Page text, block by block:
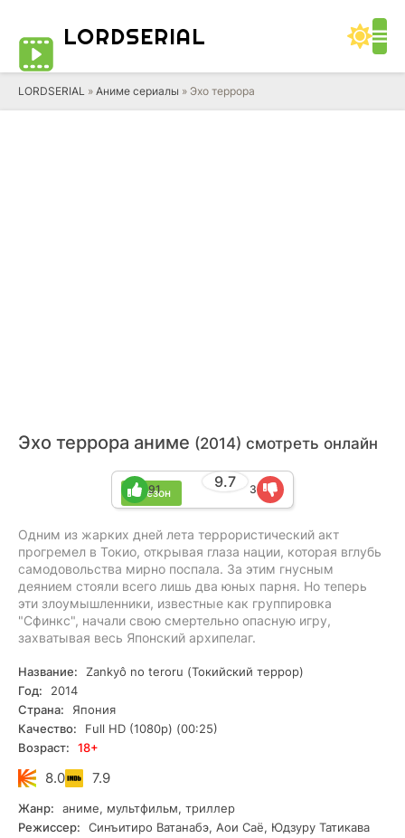
LORDSERIAL
LORDSERIAL » Аниме сериалы » Эхо террора
Эхо террора аниме (2014) смотреть онлайн
1 сезон
9.7
91 3
Одним из жарких дней лета террористический акт
прогремел в Токио, открывая глаза нации, которая вглубь
самодовольства мирно поспала. За этим гнусным
деянием стояли всего лишь два юных парня. Но теперь
эти злоумышленники, известные как группировка
"Сфинкс", начали свою смертельно опасную игру,
захватывая весь Японский архипелаг.
Название:
Zankyô no teroru (Токийский террор)
Год:
2014
Страна:
Япония
Качество:
Full HD (1080p) (00:25)
Возраст:
18+
8.0 7.9
Жанр:
аниме, мультфильм, триллер
Режиссер:
Синъитиро Ватанабэ, Аои Саё, Юдзуру Татикава